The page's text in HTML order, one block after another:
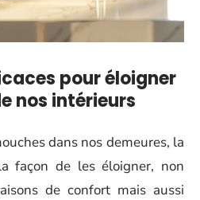
pour éloigner
nos intérieurs
dans nos demeures, la
façon de les éloigner, non
de confort mais aussi